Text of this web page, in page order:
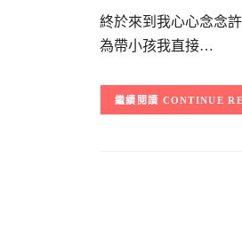
終於來到我心心念念
為帶小孩我直接…
CONTINUE